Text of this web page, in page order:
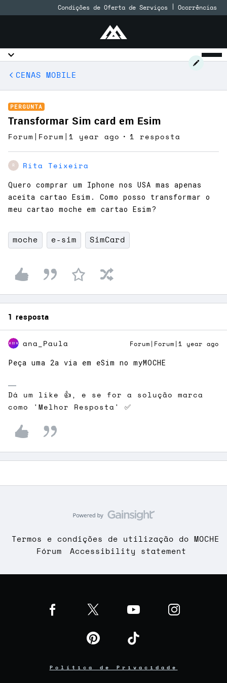
Condições de Oferta de Serviços Ocorrências
CENAS MOBILE
PERGUNTA
Transformar Sim card em Esim
Forum|Forum|1 year ago 1 resposta
R Rita Teixeira
Quero comprar um Iphone nos USA mas apenas
aceita cartao Esim. Como posso transformar o
meu cartao moche em cartao Esim?
moche e-sim SimCard
1 resposta
ana_Paula Forum|Forum|1 year ago
Peça uma 2a via em eSim no myMOCHE
Dá um like 👍, e se for a solução marca
como 'Melhor Resposta' ✅
Termos e condições de utilização do MOCHE
Fórum
Accessibility statement
Política de Privacidade